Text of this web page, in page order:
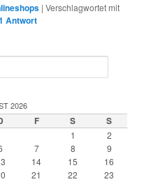
|Verschlagwortet mit
Antwort
2026
F S S
1
2
7 8
9
14 15
16
21 22
23